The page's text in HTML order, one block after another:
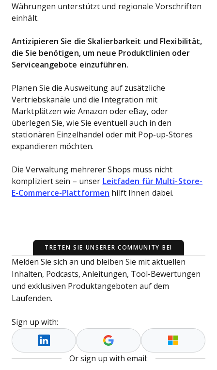
Währungen unterstützt und regionale Vorschriften
einhält.
Antizipieren Sie die Skalierbarkeit und Flexibilität,
die Sie benötigen, um neue Produktlinien oder
Serviceangebote einzuführen.
Planen Sie die Ausweitung auf zusätzliche
Vertriebskanäle und die Integration mit
Marktplätzen wie Amazon oder eBay, oder
überlegen Sie, wie Sie eventuell auch in den
stationären Einzelhandel oder mit Pop-up-Stores
expandieren möchten.
Die Verwaltung mehrerer Shops muss nicht
kompliziert sein – unser Leitfaden für Multi-Store-
E-Commerce-Plattformen hilft Ihnen dabei.
TRETEN SIE UNSERER COMMUNITY BEI
Melden Sie sich an und bleiben Sie mit aktuellen
Inhalten, Podcasts, Anleitungen, Tool-Bewertungen
und exklusiven Produktangeboten auf dem
Laufenden.
Sign up with:
Or sign up with email: